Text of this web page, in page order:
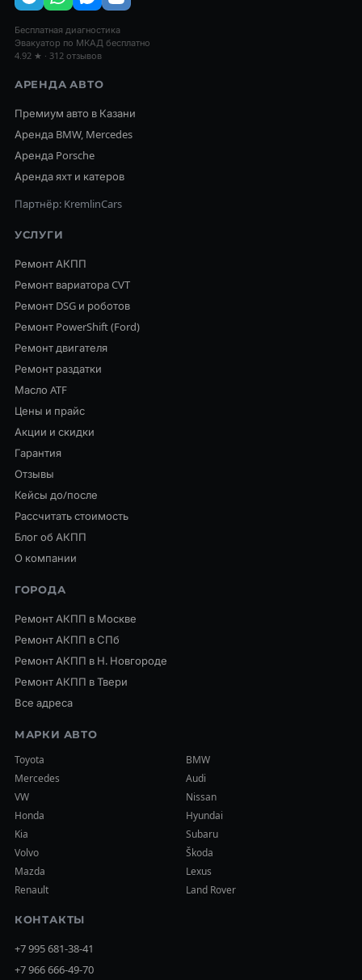
Бесплатная диагностика
Эвакуатор по МКАД бесплатно
4.92 ★ · 312 отзывов
АРЕНДА АВТО
Премиум авто в Казани
Аренда BMW, Mercedes
Аренда Porsche
Аренда яхт и катеров
Партнёр: KremlinCars
УСЛУГИ
Ремонт АКПП
Ремонт вариатора CVT
Ремонт DSG и роботов
Ремонт PowerShift (Ford)
Ремонт двигателя
Ремонт раздатки
Масло ATF
Цены и прайс
Акции и скидки
Гарантия
Отзывы
Кейсы до/после
Рассчитать стоимость
Блог об АКПП
О компании
ГОРОДА
Ремонт АКПП в Москве
Ремонт АКПП в СПб
Ремонт АКПП в Н. Новгороде
Ремонт АКПП в Твери
Все адреса
МАРКИ АВТО
Toyota
BMW
Mercedes
Audi
VW
Nissan
Honda
Hyundai
Kia
Subaru
Volvo
Škoda
Mazda
Lexus
Renault
Land Rover
КОНТАКТЫ
+7 995 681-38-41
+7 966 666-49-70